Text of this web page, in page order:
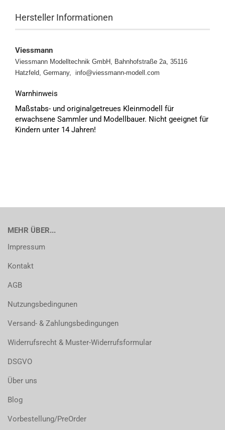
Hersteller Informationen
Viessmann
Viessmann Modelltechnik GmbH, Bahnhofstraße 2a, 35116
Hatzfeld, Germany, info@viessmann-modell.com
Warnhinweis
Maßstabs- und originalgetreues Kleinmodell für
erwachsene Sammler und Modellbauer. Nicht geeignet für
Kindern unter 14 Jahren!
MEHR ÜBER...
Impressum
Kontakt
AGB
Nutzungsbedingunen
Versand- & Zahlungsbedingungen
Widerrufsrecht & Muster-Widerrufsformular
DSGVO
Über uns
Blog
Vorbestellung/PreOrder